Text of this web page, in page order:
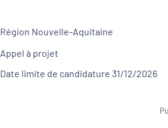
Région Nouvelle-Aquitaine
Appel à projet
Date limite de candidature 31/12/2026